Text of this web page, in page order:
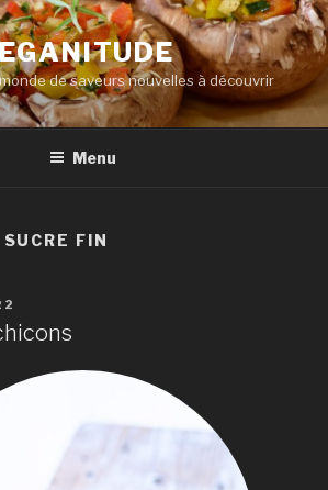
de saveurs nouvelles à découvrir
Menu
SUCRE FIN